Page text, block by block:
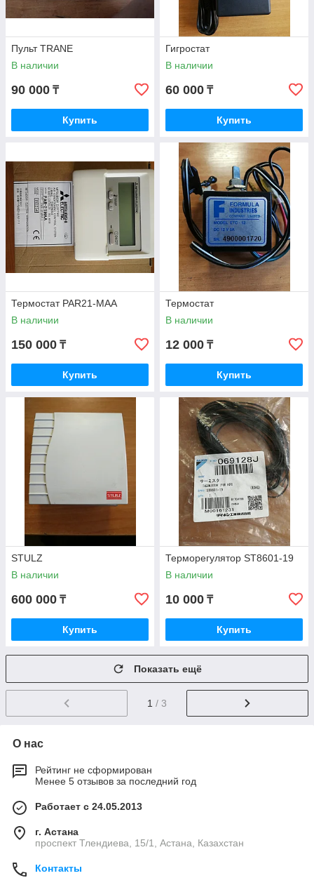
Пульт TRANE
В наличии
90 000 ₸
Купить
Гигростат
В наличии
60 000 ₸
Купить
Термостат PAR21-MAA
В наличии
150 000 ₸
Купить
Термостат
В наличии
12 000 ₸
Купить
STULZ
В наличии
600 000 ₸
Купить
Терморегулятор ST8601-19
В наличии
10 000 ₸
Купить
Показать ещё
1 / 3
О нас
Рейтинг не сформирован
Менее 5 отзывов за последний год
Работает с 24.05.2013
г. Астана
проспект Тлендиева, 15/1, Астана, Казахстан
Контакты